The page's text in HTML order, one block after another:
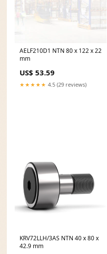
AELF210D1 NTN 80 x 122 x 22
mm
US$ 53.59
★★★★★ 4.5 (29 reviews)
KRV72LLH/3AS NTN 40 x 80 x
42.9 mm